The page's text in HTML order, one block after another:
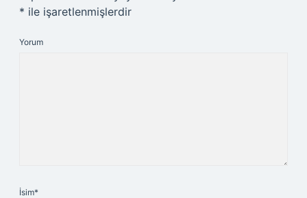
* ile işaretlenmişlerdir
Yorum
İsim*